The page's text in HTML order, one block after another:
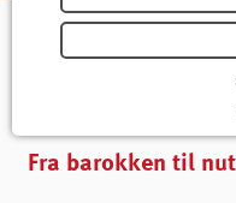
Barnet på
Fra barokken til
hjemmesiden fungerer korrekt.